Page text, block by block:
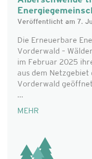
Veröffentlicht am 7.
Die Erneuerbare
Vorderwald –
im Februar 2025
aus dem Netzgebiet
Vorderwald
...
MEHR